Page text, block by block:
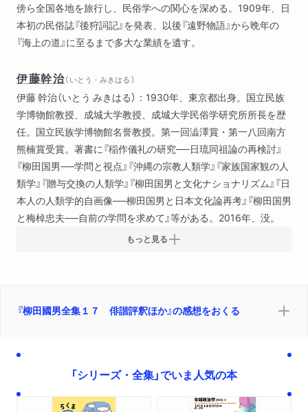
傍ら全国各地を旅行し、民俗学への関心を深める。1909年、日
本初の民俗誌『後狩詞記』を発表、以後『遠野物語』から晩年の
『海上の道』に至るまで多大な業績を遺す。
伊藤幹治（ いとう・みきはる ）
伊藤 幹治（いとう みきはる）：1930年、東京都出身。国立民族
学博物館教授、成城大学教授、成城大学民俗学研究所所長を歴
任。国立民族学博物館名誉教授。第一回澁澤賞・第一八回南方
熊楠賞受賞。著書に『稲作儀礼の研究──日琉同祖論の再検討』
『柳田国男──学問と視点』『沖縄の宗教人類学』『家族国家観の人
類学』『贈与交換の人類学』『柳田国男と文化ナショナリズム』『日
本人の人類学的自画像──柳田国男と日本文化論再考』『柳田国男
と梅棹忠夫──自前の学問を求めて』等がある。2016年、没。
もっと見る
『柳田國男全集１７ 俳諧評釈ほか』の感想をおくる
「シリーズ・全集」でいま人気の本